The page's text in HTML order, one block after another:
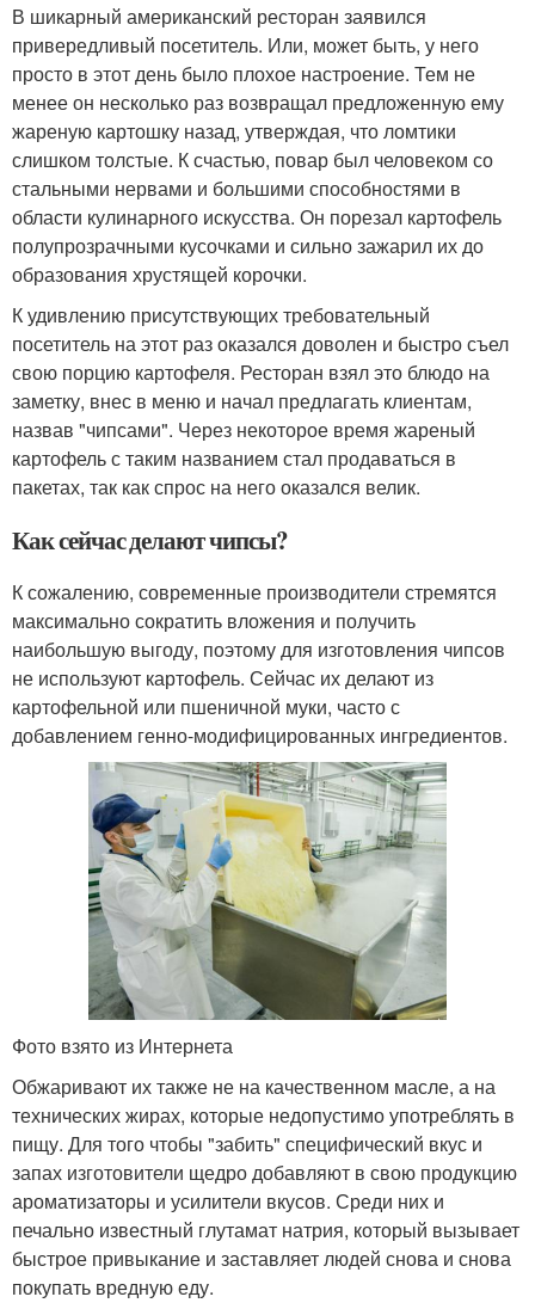
В шикарный американский ресторан заявился
привередливый посетитель. Или, может быть, у него
просто в этот день было плохое настроение. Тем не
менее он несколько раз возвращал предложенную ему
жареную картошку назад, утверждая, что ломтики
слишком толстые. К счастью, повар был человеком со
стальными нервами и большими способностями в
области кулинарного искусства. Он порезал картофель
полупрозрачными кусочками и сильно зажарил их до
образования хрустящей корочки.
К удивлению присутствующих требовательный
посетитель на этот раз оказался доволен и быстро съел
свою порцию картофеля. Ресторан взял это блюдо на
заметку, внес в меню и начал предлагать клиентам,
назвав "чипсами". Через некоторое время жареный
картофель с таким названием стал продаваться в
пакетах, так как спрос на него оказался велик.
Как сейчас делают чипсы?
К сожалению, современные производители стремятся
максимально сократить вложения и получить
наибольшую выгоду, поэтому для изготовления чипсов
не используют картофель. Сейчас их делают из
картофельной или пшеничной муки, часто с
добавлением генно-модифицированных ингредиентов.
Фото взято из Интернета
Обжаривают их также не на качественном масле, а на
технических жирах, которые недопустимо употреблять в
пищу. Для того чтобы "забить" специфический вкус и
запах изготовители щедро добавляют в свою продукцию
ароматизаторы и усилители вкусов. Среди них и
печально известный глутамат натрия, который вызывает
быстрое привыкание и заставляет людей снова и снова
покупать вредную еду.